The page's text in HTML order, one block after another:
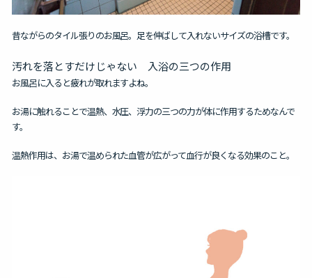
昔ながらのタイル張りのお風呂。 足を伸ばして入れないサイズの浴槽です。
汚れを落とすだけじゃない 入浴の三つの作用
お風呂に入ると疲れが取れますよね。
お湯に触れることで温熱、水圧、浮力の三つの力が体に作用するためなんで
す。
温熱作用は、お湯で温められた血管が広がって血行が良くなる効果のこと。